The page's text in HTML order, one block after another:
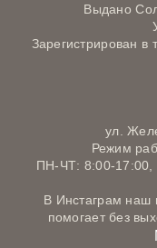
Выдано
Зарегистрирован
ул.
Режим
ПН-ЧТ: 8:00-17:00,
В Инстаграм наш
помогает без